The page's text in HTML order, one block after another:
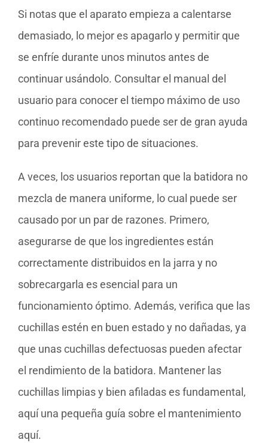
Si notas que el aparato empieza a calentarse
demasiado, lo mejor es apagarlo y permitir que
se enfríe durante unos minutos antes de
continuar usándolo. Consultar el manual del
usuario para conocer el tiempo máximo de uso
continuo recomendado puede ser de gran ayuda
para prevenir este tipo de situaciones.
A veces, los usuarios reportan que la batidora no
mezcla de manera uniforme, lo cual puede ser
causado por un par de razones. Primero,
asegurarse de que los ingredientes están
correctamente distribuidos en la jarra y no
sobrecargarla es esencial para un
funcionamiento óptimo. Además, verifica que las
cuchillas estén en buen estado y no dañadas, ya
que unas cuchillas defectuosas pueden afectar
el rendimiento de la batidora. Mantener las
cuchillas limpias y bien afiladas es fundamental,
aquí una pequeña guía sobre el mantenimiento
aquí.